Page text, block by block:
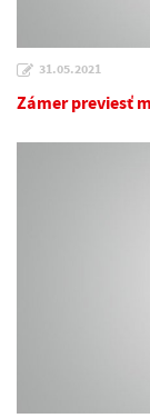
31.05.2021
Zámer previesť